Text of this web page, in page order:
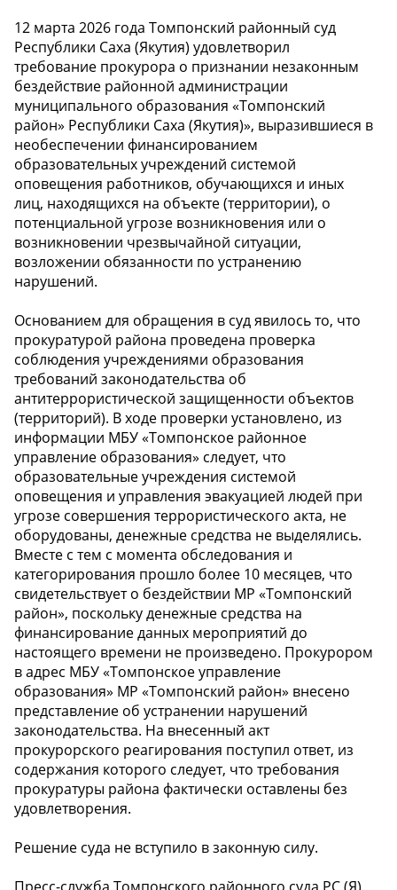
12 марта 2026 года Томпонский районный суд
Республики Саха (Якутия) удовлетворил
требование прокурора о признании незаконным
бездействие районной администрации
муниципального образования «Томпонский
район» Республики Саха (Якутия)», выразившиеся в
необеспечении финансированием
образовательных учреждений системой
оповещения работников, обучающихся и иных
лиц, находящихся на объекте (территории), о
потенциальной угрозе возникновения или о
возникновении чрезвычайной ситуации,
возложении обязанности по устранению
нарушений.
Основанием для обращения в суд явилось то, что
прокуратурой района проведена проверка
соблюдения учреждениями образования
требований законодательства об
антитеррористической защищенности объектов
(территорий). В ходе проверки установлено, из
информации МБУ «Томпонское районное
управление образования» следует, что
образовательные учреждения системой
оповещения и управления эвакуацией людей при
угрозе совершения террористического акта, не
оборудованы, денежные средства не выделялись.
Вместе с тем с момента обследования и
категорирования прошло более 10 месяцев, что
свидетельствует о бездействии МР «Томпонский
район», поскольку денежные средства на
финансирование данных мероприятий до
настоящего времени не произведено. Прокурором
в адрес МБУ «Томпонское управление
образования» МР «Томпонский район» внесено
представление об устранении нарушений
законодательства. На внесенный акт
прокурорского реагирования поступил ответ, из
содержания которого следует, что требования
прокуратуры района фактически оставлены без
удовлетворения.
Решение суда не вступило в законную силу.